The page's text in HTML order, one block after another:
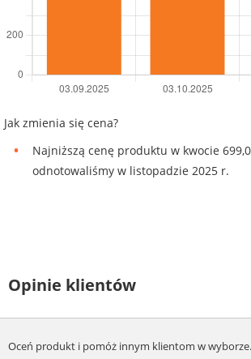
Jak zmienia się cena?
Najniższą cenę produktu w kwocie
odnotowaliśmy w listopadzie 2025 r.
Opinie klientów
Oceń produkt i pomóż innym klientom w wyborze.